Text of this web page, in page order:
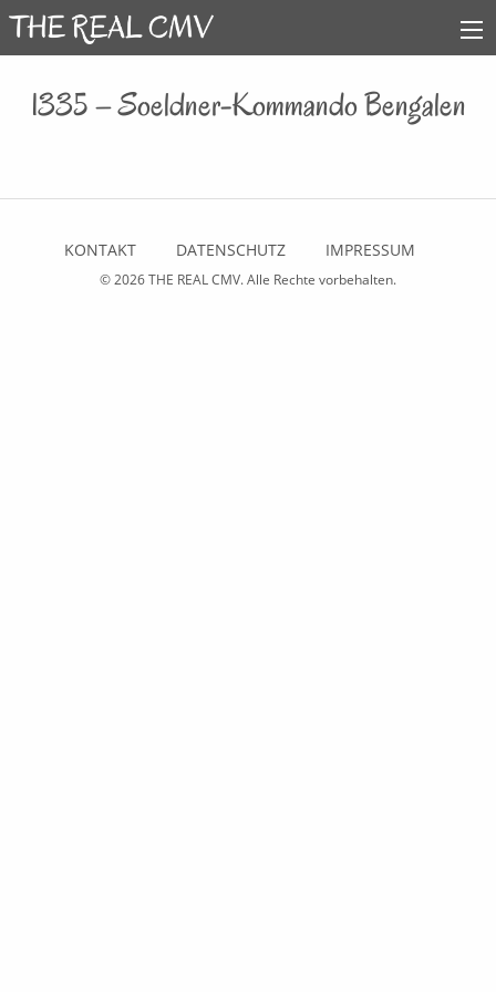
1335 – Soeldner-Kommando Bengalen
KONTAKT DATENSCHUTZ IMPRESSUM
© 2026THE REAL CMV. Alle Rechte vorbehalten.